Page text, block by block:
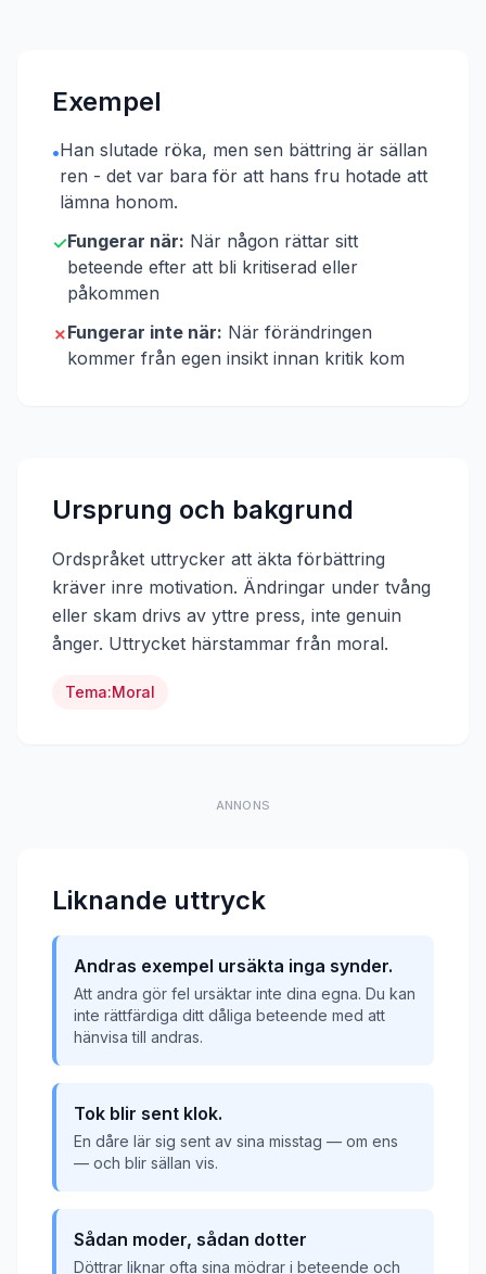
Exempel
•Han slutade röka, men sen bättring är sällan
ren - det var bara för att hans fru hotade att
lämna honom.
✓Fungerar när: När någon rättar sitt
beteende efter att bli kritiserad eller
påkommen
✗Fungerar inte när: När förändringen
kommer från egen insikt innan kritik kom
Ursprung och bakgrund
Ordspråket uttrycker att äkta förbättring
kräver inre motivation. Ändringar under tvång
eller skam drivs av yttre press, inte genuin
ånger. Uttrycket härstammar från moral.
Tema:Moral
ANNONS
Liknande uttryck
Andras exempel ursäkta inga synder.
Att andra gör fel ursäktar inte dina egna. Du kan
inte rättfärdiga ditt dåliga beteende med att
hänvisa till andras.
Tok blir sent klok.
En dåre lär sig sent av sina misstag — om ens
— och blir sällan vis.
Sådan moder, sådan dotter
Döttrar liknar ofta sina mödrar i beteende och